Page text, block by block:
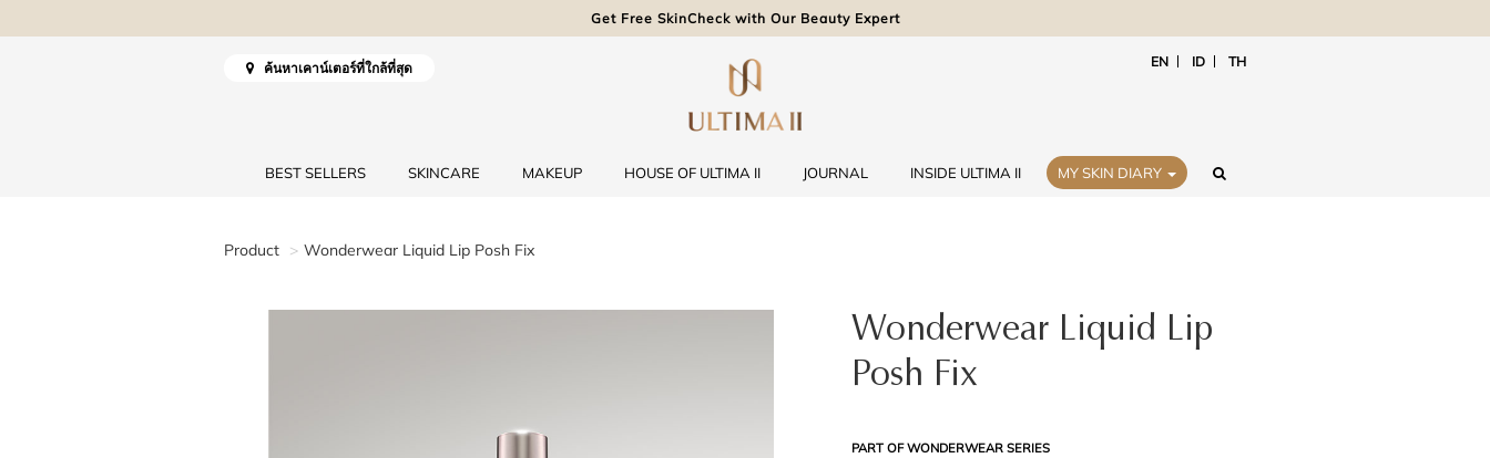
Get Free SkinCheck with Our Beauty Expert
ค้นหาเคาน์เตอร์ที่ใกล้ที่สุด EN ID TH
BEST SELLERS SKINCARE MAKEUP HOUSE OF ULTIMA II JOURNAL INSIDE ULTIMA II MY SKIN DIARY
Product Wonderwear Liquid Lip Posh Fix
Wonderwear Liquid Lip
Posh Fix
PART OF WONDERWEAR SERIES